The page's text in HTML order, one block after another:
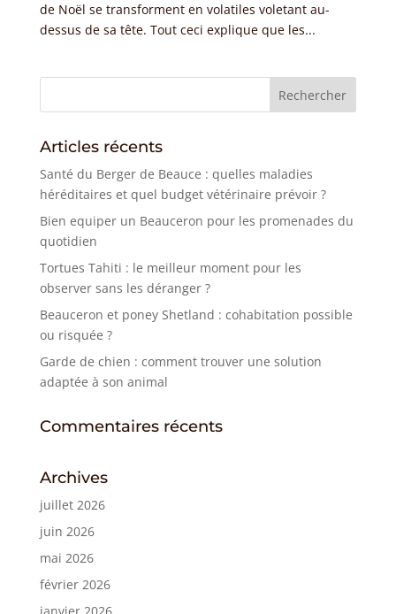
de Noël se transforment en volatiles voletant au-
dessus de sa tête. Tout ceci explique que les...
Articles récents
Santé du Berger de Beauce : quelles maladies
héréditaires et quel budget vétérinaire prévoir ?
Bien equiper un Beauceron pour les promenades du
quotidien
Tortues Tahiti : le meilleur moment pour les
observer sans les déranger ?
Beauceron et poney Shetland : cohabitation possible
ou risquée ?
Garde de chien : comment trouver une solution
adaptée à son animal
Commentaires récents
Archives
juillet 2026
juin 2026
mai 2026
février 2026